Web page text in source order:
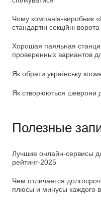
Чому компанія-виробник
стандартні секційні
Хорошая паяльная
проверенных вариантов
Як обрати українську
Як створюються шеврони
Полезные
Лучшие онлайн-сервисы
рейтинг-2025
Чем отличается
плюсы и минусы каждого